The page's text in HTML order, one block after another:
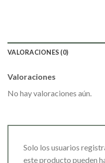
VALORACIONES (0)
Valoraciones
No hay valoraciones aún.
Solo los usuarios
este producto pueden